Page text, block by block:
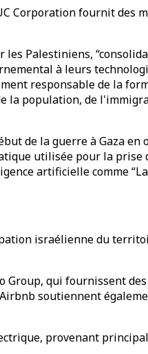
Corporation fournit des
Palestiniens,
à leurs
responsable de la
la population, de
de la guerre à Gaza en
utilisée pour la prise
artificielle comme
israélienne du
Group, qui fournissent
soutiennent
provenant